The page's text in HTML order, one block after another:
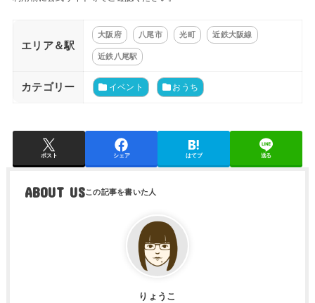
エリア＆駅
大阪府 八尾市 光町 近鉄大阪線
近鉄八尾駅
カテゴリー イベント おうち
ポスト シェア はてブ 送る
ABOUT US
りょうこ